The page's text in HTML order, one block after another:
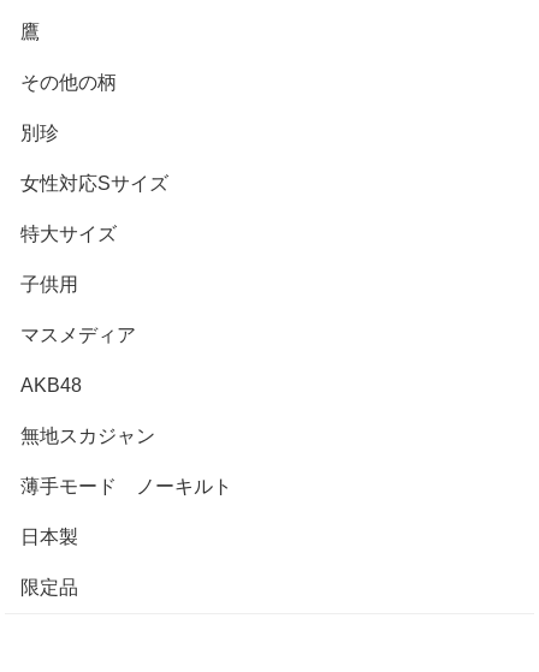
鷹
その他の柄
別珍
女性対応Sサイズ
特大サイズ
子供用
マスメディア
AKB48
無地スカジャン
薄手モード ノーキルト
日本製
限定品